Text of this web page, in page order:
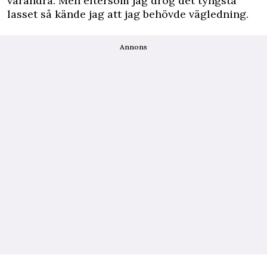
lasset så kände jag att jag behövde vägledning.
Annons